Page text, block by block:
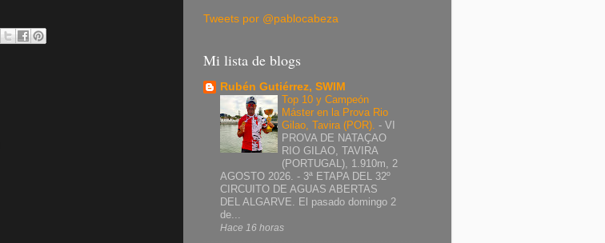
Tweets por @pablocabeza
Mi lista de blogs
Rubén Gutiérrez, SWIM
Top 10 y Campeón
Máster en la Prova Rio
Gilao, Tavira (POR). - VI
PROVA DE NATAÇAO
RIO GILAO, TAVIRA
(PORTUGAL), 1.910m, 2
AGOSTO 2026. - 3ª ETAPA DEL 32º
CIRCUITO DE AGUAS ABERTAS
DEL ALGARVE. El pasado domingo 2
de...
Hace 16 horas